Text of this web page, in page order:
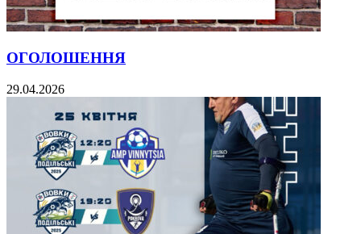
ОГОЛОШЕННЯ
29.04.2026